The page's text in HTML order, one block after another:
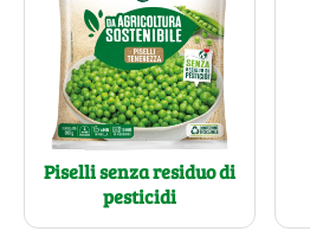
Piselli senza residuo di
pesticidi